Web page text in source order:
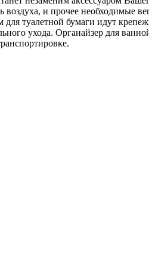
и прочее необходимые
туалетной бумаги идут
ухода. Органайзер для